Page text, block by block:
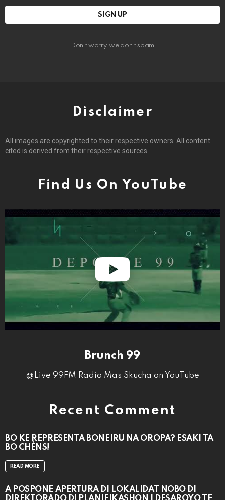
Don't worry, we don't spam
Disclaimer
All images are copyrighted to their respective owners. All content
cited is derived from their respective sources.
Find Us On YouTube
Brunch 99
@Live 99FM Radio Mas Skucha on YouTube
Recent Comment
BO KE REPRESENTÁ BONEIRU NA OROPA? ESAKI TA
BO CHÈNS!
READ MORE
A POSPONÉ APERTURA DI LOKALIDAT NOBO DI